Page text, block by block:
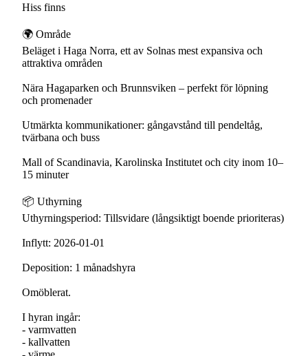
Hiss finns
🌍 Område
Beläget i Haga Norra, ett av Solnas mest expansiva och
attraktiva områden
Nära Hagaparken och Brunnsviken – perfekt för löpning
och promenader
Utmärkta kommunikationer: gångavstånd till pendeltåg,
tvärbana och buss
Mall of Scandinavia, Karolinska Institutet och city inom 10–
15 minuter
📦 Uthyrning
Uthyrningsperiod: Tillsvidare (långsiktigt boende prioriteras)
Inflytt: 2026-01-01
Deposition: 1 månadshyra
Omöblerat.
I hyran ingår:
- varmvatten
- kallvatten